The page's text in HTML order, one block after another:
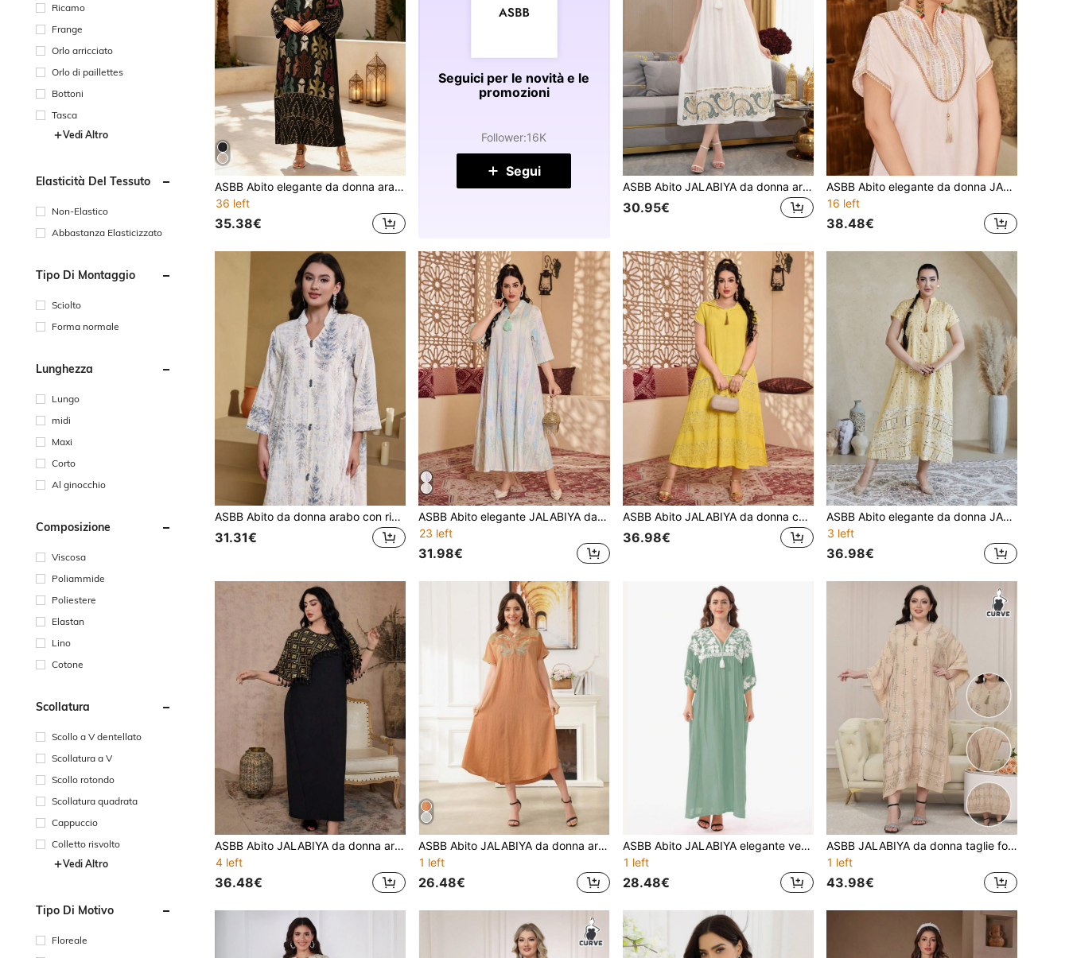
Ricamo
Frange
Orlo arricciato
Orlo di paillettes
Bottoni
Tasca
Vedi Altro
Elasticità Del Tessuto
Non-Elastico
Abbastanza Elasticizzato
Tipo Di Montaggio
Sciolto
Forma normale
Lunghezza
Lungo
midi
Maxi
Corto
Al ginocchio
Composizione
Viscosa
Poliammide
Poliestere
Elastan
Lino
Cotone
Scollatura
Scollo a V dentellato
Scollatura a V
Scollo rotondo
Scollatura quadrata
Cappuccio
Colletto risvolto
Vedi Altro
Tipo Di Motivo
Floreale
ASBB Abito elegante da donna araba JALABIYA con ricami di paillettes colorate e oro pesante, maniche a mezza lunghezza, scollo a V, outfit casual per vacanze, feste e autunno 2026
36 left
35.38€
Seguici per le novità e le
promozioni
Follower:16K
Segui
ASBB Abito JALABIYA da donna arabo in stile pesante con paillettes dorate e ricami colorati, con bordo a nappe, abito elegante beige per feste estive 2026, vacanze e abbigliamento casual
30.95€
ASBB Abito elegante da donna JALABIYA arabo con ricamo colorato e paillettes dorate resistenti, con nappine color albicocca, outfit casual da vacanza e festa per le donne 2026
16 left
38.48€
ASBB Abito da donna arabo con ricamo casuale stampato in 3D, JALABIYA con bottoni finti e scollo a V, abito elegante bianco alla moda, abbigliamento casual primavera/estate 2026
31.31€
ASBB Abito elegante JALABIYA da donna araba con ricamo pesante, stampa 3D colorata e pizzo, scollo a V, outfit casual per vacanze, feste e autunno 2026
23 left
31.98€
ASBB Abito JALABIYA da donna con ricamo pesante in oro, scollo a V con nappine, spacco sull'orlo e cappello, abito elegante giallo per vacanze e abbigliamento casual da donna 2026
36.98€
ASBB Abito elegante da donna JALABIYA arabo giallo con ricami e paillettes dorate, scollo a V con nappine, outfit casual per vacanze e feste 2026
3 left
36.98€
ASBB Abito JALABIYA da donna arabo con ricami e paillettes dorate pesanti, con scialle incluso, abito elegante nero per il festival autunnale 2026, vacanze e abbigliamento casual
4 left
36.48€
ASBB Abito JALABIYA da donna arabo con ricamo pesante oro & verde, scollo a V, maniche corte, orlo curvo, elegante abito per festa autunnale 2026, vacanze & uso casual
1 left
26.48€
ASBB Abito JALABIYA elegante verde con ricamo pesante, patchwork floreale, nappe e maniche a spalle cadenti, per feste autunnali 2026 e abbigliamento casual
1 left
28.48€
ASBB JALABIYA da donna taglie forti con ricamo dorato e perline pesanti, scollo a V con nappine, colore albicocca, elegante, per feste, vacanze e abbigliamento casual, autunno 2026
1 left
43.98€